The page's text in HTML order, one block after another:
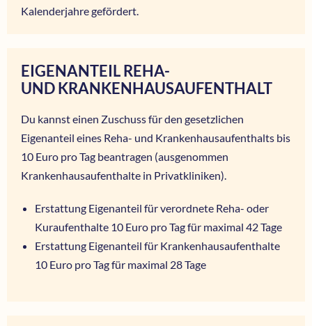
Kalenderjahre gefördert.
EIGENANTEIL REHA-
UND KRANKENHAUSAUFENTHALT
Du kannst einen Zuschuss für den gesetzlichen
Eigenanteil eines Reha- und Krankenhausaufenthalts bis
10 Euro pro Tag beantragen (ausgenommen
Krankenhausaufenthalte in Privatkliniken).
Erstattung Eigenanteil für verordnete Reha- oder
Kuraufenthalte 10 Euro pro Tag für maximal 42 Tage
Erstattung Eigenanteil für Krankenhausaufenthalte
10 Euro pro Tag für maximal 28 Tage